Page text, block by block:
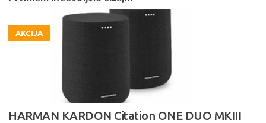
AKCIJA
HARMAN KARDON Citation ONE DUO MKIII